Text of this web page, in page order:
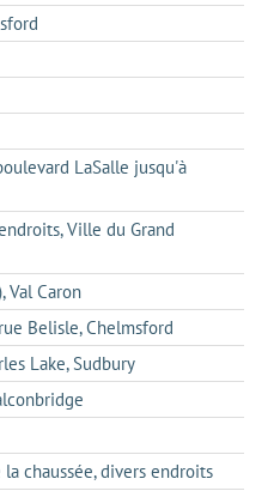
LaSalle jusqu'à
Ville du Grand
Val Caron
Belisle, Chelmsford
Lake, Sudbury
chaussée, divers endroits